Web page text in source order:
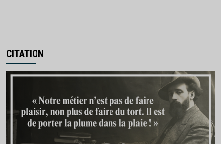
CITATION